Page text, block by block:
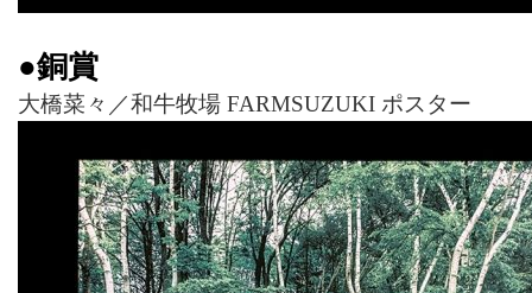
●銅賞
大橋菜々／和牛牧場 FARMSUZUKI ポスター